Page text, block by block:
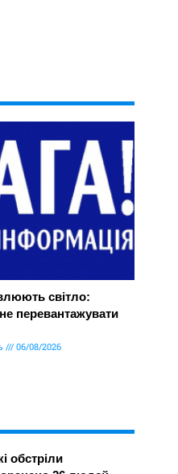
світло:
перевантажувати
06/08/2026
обстріли